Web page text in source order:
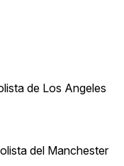
de Los Angeles
del Manchester